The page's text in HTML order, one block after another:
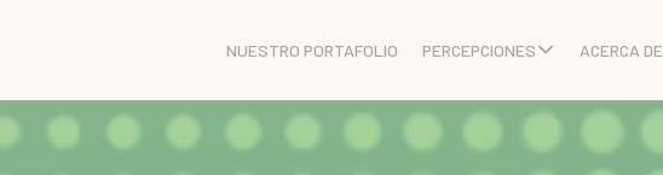
NUESTRO PORTAFOLIO PERCEPCIONES ACERCA DE